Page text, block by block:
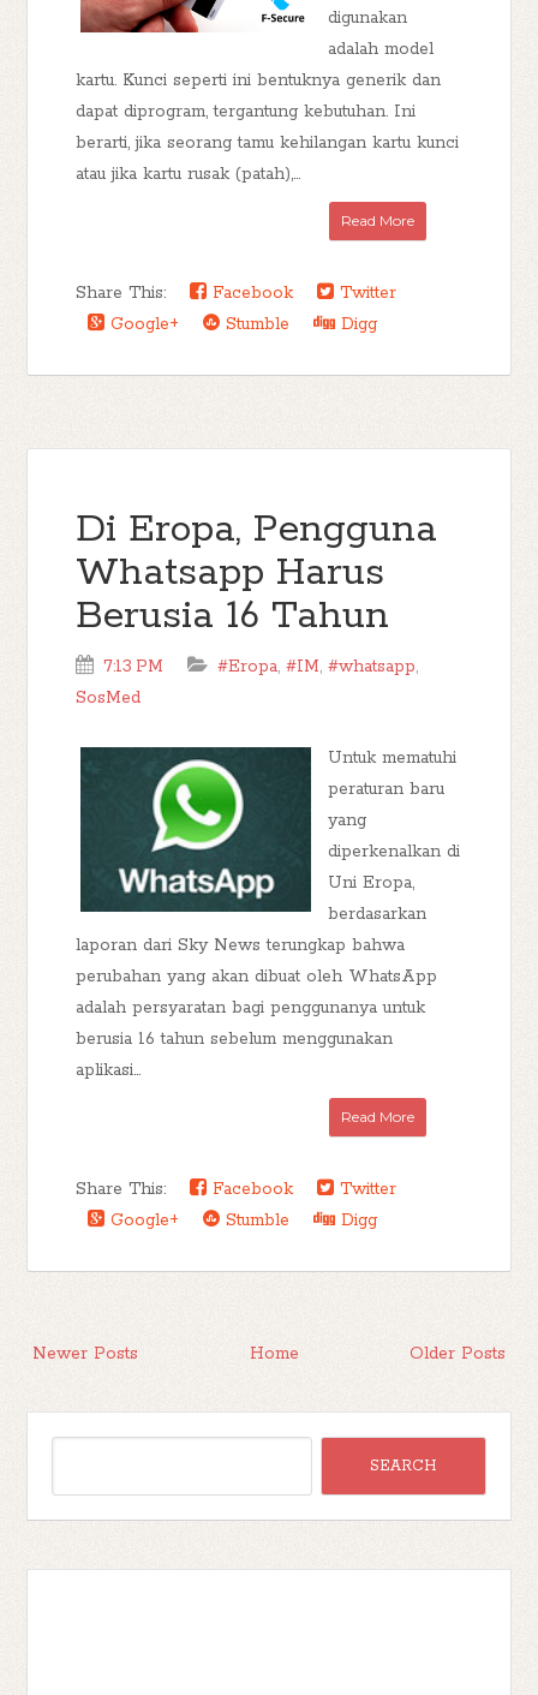
digunakan
adalah model
kartu. Kunci seperti ini bentuknya generik dan
dapat diprogram, tergantung kebutuhan. Ini
berarti, jika seorang tamu kehilangan kartu kunci
atau jika kartu rusak (patah),...
Read More
Share This: Facebook
Twitter
Google+
Stumble Digg
Di Eropa, Pengguna
Whatsapp Harus
Berusia 16 Tahun
7:13 PM #Eropa,#IM,#whatsapp,
SosMed
Untuk mematuhi
peraturan baru
yang
diperkenalkan di
Uni Eropa,
berdasarkan
laporan dari Sky News terungkap bahwa
perubahan yang akan dibuat oleh WhatsApp
adalah persyaratan bagi penggunanya untuk
berusia 16 tahun sebelum menggunakan
aplikasi...
Read More
Share This: Facebook
Twitter
Google+
Stumble Digg
Newer Posts Older Posts
Home